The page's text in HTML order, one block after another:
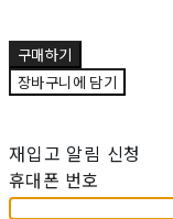
구매하기
장바구니에 담기
재입고 알림 신청
휴대폰 번호